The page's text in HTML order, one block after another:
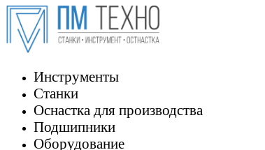
Инструменты
Станки
Оснастка для производства
Подшипники
Оборудование